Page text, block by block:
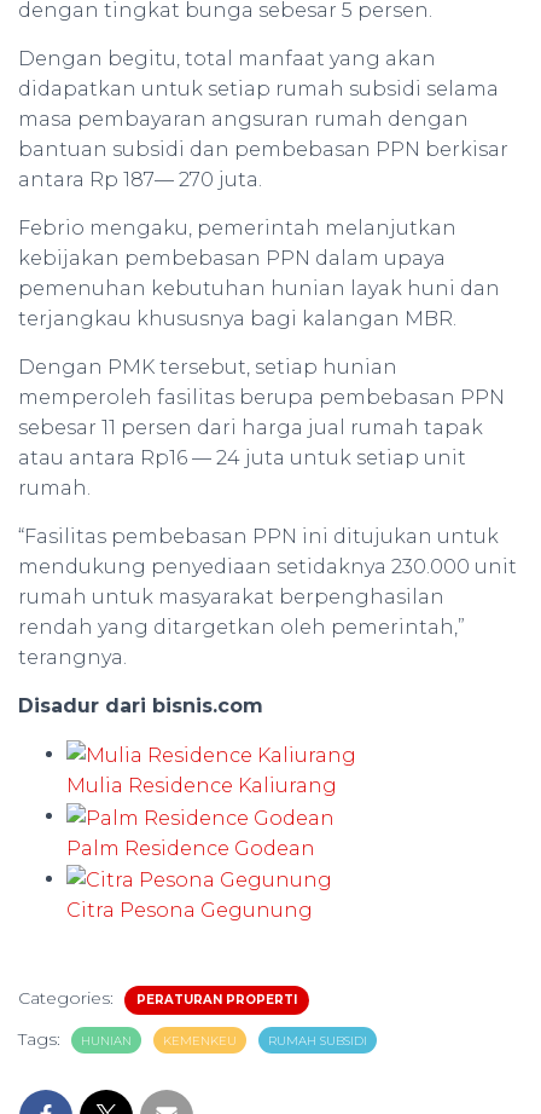
dengan tingkat bunga sebesar 5 persen.
Dengan begitu, total manfaat yang akan
didapatkan untuk setiap rumah subsidi selama
masa pembayaran angsuran rumah dengan
bantuan subsidi dan pembebasan PPN berkisar
antara Rp 187— 270 juta.
Febrio mengaku, pemerintah melanjutkan
kebijakan pembebasan PPN dalam upaya
pemenuhan kebutuhan hunian layak huni dan
terjangkau khususnya bagi kalangan MBR.
Dengan PMK tersebut, setiap hunian
memperoleh fasilitas berupa pembebasan PPN
sebesar 11 persen dari harga jual rumah tapak
atau antara Rp16 — 24 juta untuk setiap unit
rumah.
“Fasilitas pembebasan PPN ini ditujukan untuk
mendukung penyediaan setidaknya 230.000 unit
rumah untuk masyarakat berpenghasilan
rendah yang ditargetkan oleh pemerintah,”
terangnya.
Disadur dari bisnis.com
Mulia Residence Kaliurang
Palm Residence Godean
Citra Pesona Gegunung
Categories: PERATURAN PROPERTI
Tags: HUNIAN KEMENKEU RUMAH SUBSIDI